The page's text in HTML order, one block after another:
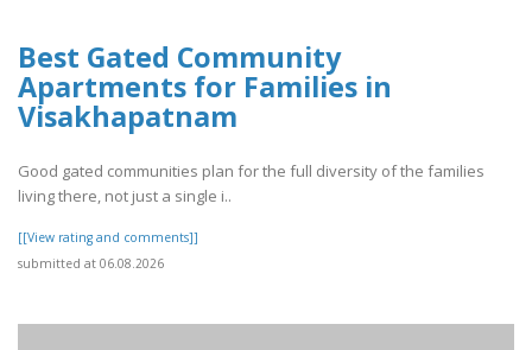
Best Gated Community
Apartments for Families in
Visakhapatnam
Good gated communities plan for the full diversity of the families
living there, not just a single i..
[[View rating and comments]]
submitted at 06.08.2026